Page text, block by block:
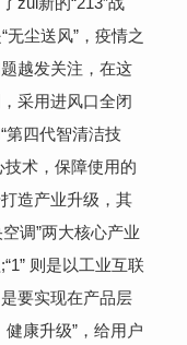
尘送风”，疫情之
越发关注，在这
采用进风口全闭
第四代智清洁技
技术，保障使用的
造产业升级，其
调”两大核心产业
则是以工业互联
要实现在产品层
康升级”，给用户